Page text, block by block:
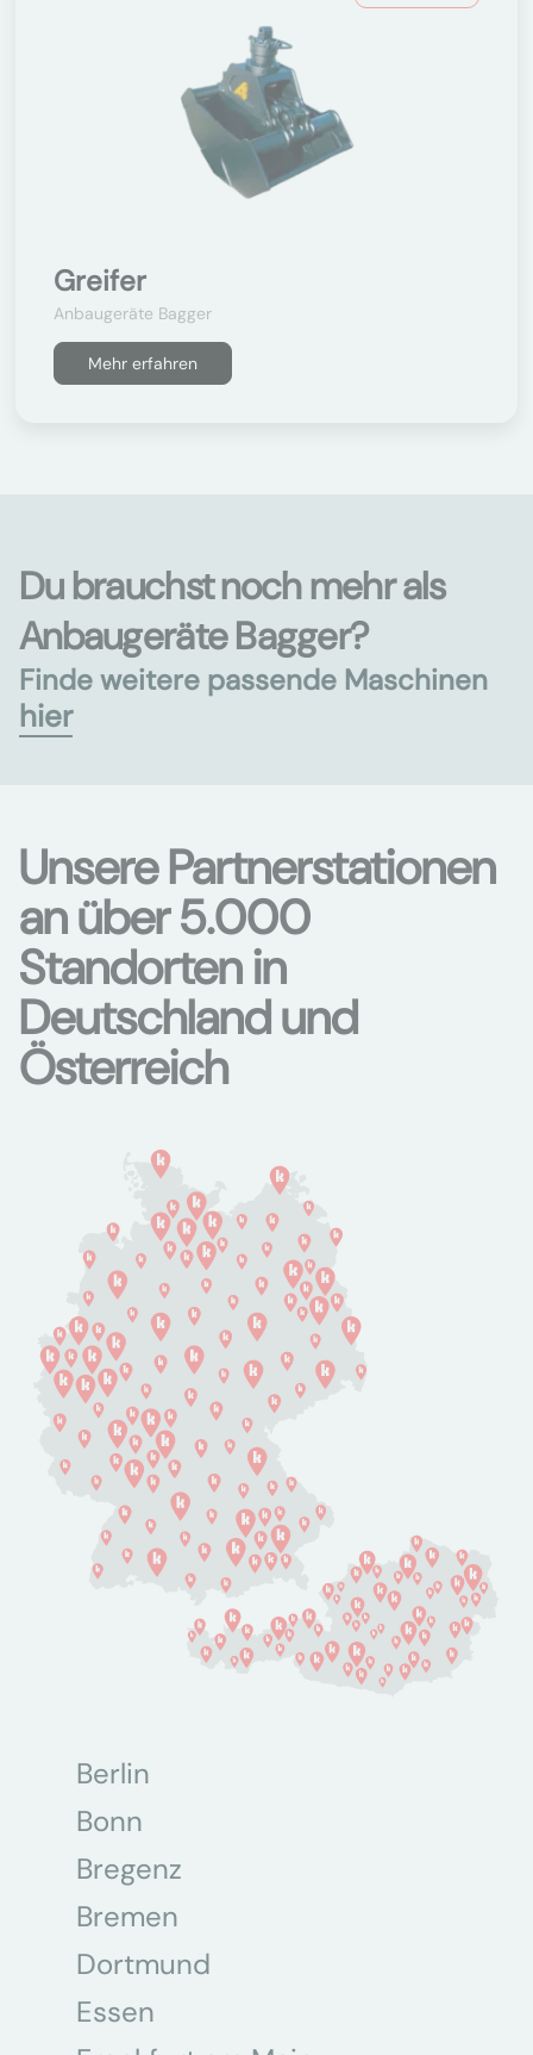
Greifer
Anbaugeräte Bagger
Mehr erfahren
Du brauchst noch mehr als
Anbaugeräte Bagger?
Finde weitere passende Maschinen
hier
Unsere Partnerstationen
an über 5.000
Standorten in
Deutschland und
Österreich
Berlin
Bonn
Bregenz
Bremen
Dortmund
Essen